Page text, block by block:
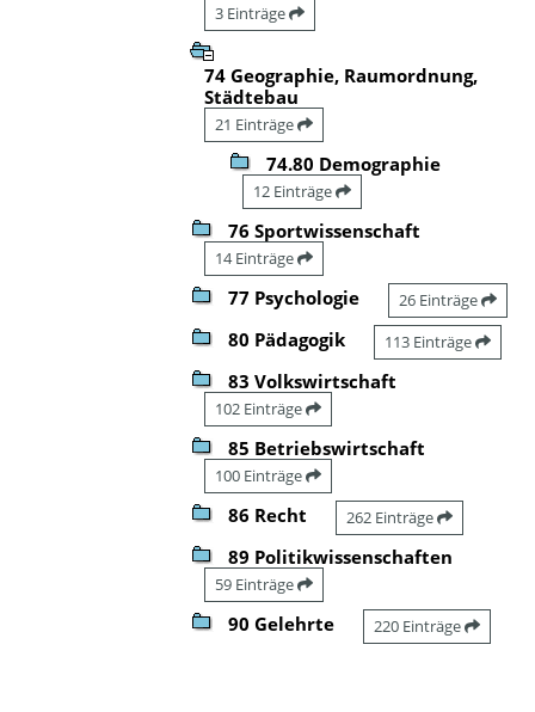
3 Einträge
74 Geographie, Raumordnung,
Städtebau
21 Einträge
74.80 Demographie
12 Einträge
76 Sportwissenschaft
14 Einträge
77 Psychologie 26 Einträge
80 Pädagogik 113 Einträge
83 Volkswirtschaft
102 Einträge
85 Betriebswirtschaft
100 Einträge
86 Recht 262 Einträge
89 Politikwissenschaften
59 Einträge
90 Gelehrte 220 Einträge